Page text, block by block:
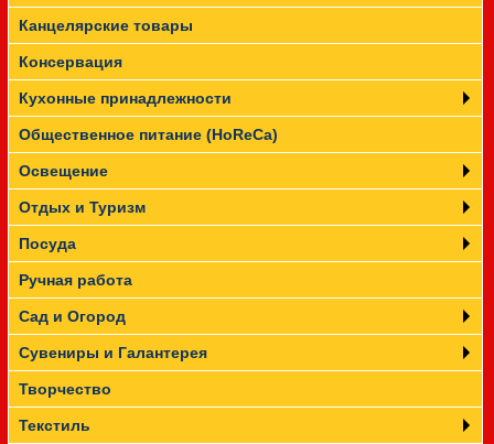
Канцелярские товары
Консервация
Кухонные принадлежности
Общественное питание (HoReCa)
Освещение
Отдых и Туризм
Посуда
Ручная работа
Сад и Огород
Сувениры и Галантерея
Творчество
Текстиль